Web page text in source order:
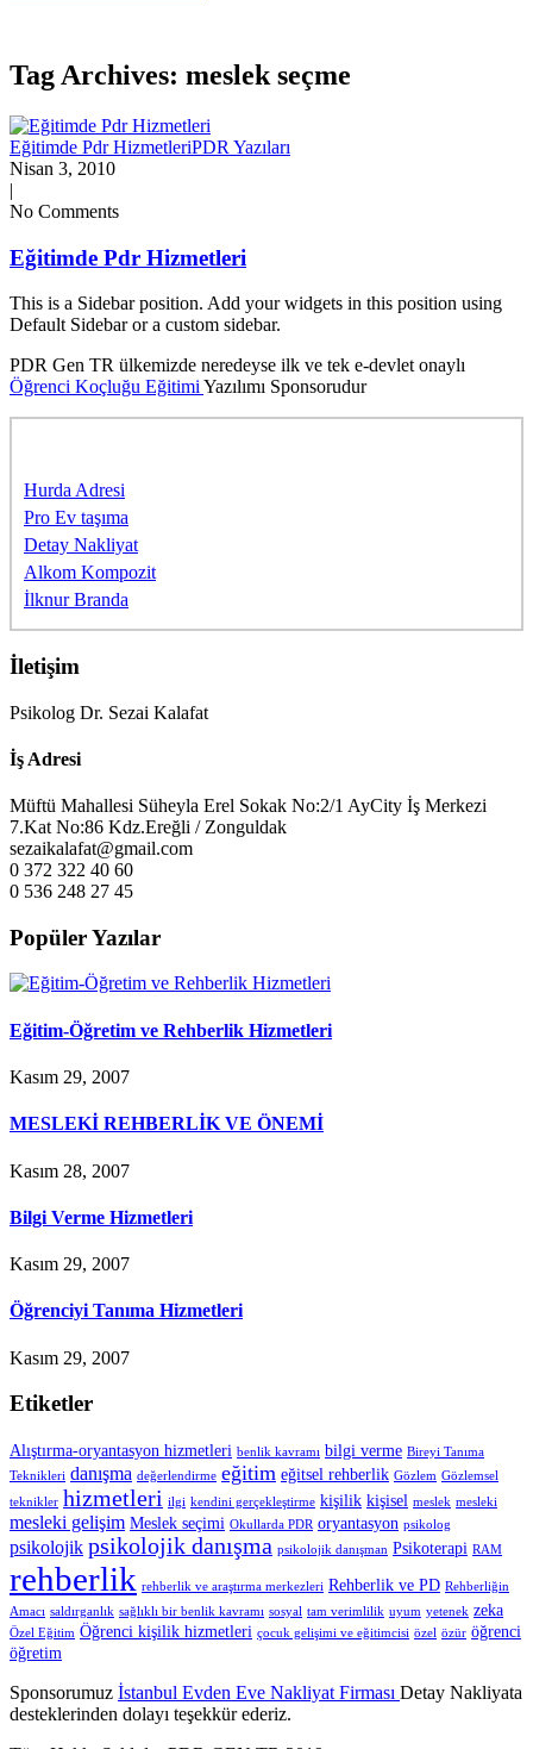
Tag Archives: meslek seçme
Eğitimde Pdr HizmetleriPDR Yazıları
Nisan 3, 2010
|
No Comments
Eğitimde Pdr Hizmetleri
This is a Sidebar position. Add your widgets in this position using
Default Sidebar or a custom sidebar.
PDR Gen TR ülkemizde neredeyse ilk ve tek e-devlet onaylı
Öğrenci Koçluğu Eğitimi Yazılımı Sponsorudur
Hurda Adresi
Pro Ev taşıma
Detay Nakliyat
Alkom Kompozit
İlknur Branda
İletişim
Psikolog Dr. Sezai Kalafat
İş Adresi
Müftü Mahallesi Süheyla Erel Sokak No:2/1 AyCity İş Merkezi
7.Kat No:86 Kdz.Ereğli / Zonguldak
sezaikalafat@gmail.com
0 372 322 40 60
0 536 248 27 45
Popüler Yazılar
Eğitim-Öğretim ve Rehberlik Hizmetleri
Kasım 29, 2007
MESLEKİ REHBERLİK VE ÖNEMİ
Kasım 28, 2007
Bilgi Verme Hizmetleri
Kasım 29, 2007
Öğrenciyi Tanıma Hizmetleri
Kasım 29, 2007
Etiketler
Alıştırma-oryantasyon hizmetleri benlik kavramı bilgi verme Bireyi Tanıma
Teknikleri danışma değerlendirme eğitim eğitsel rehberlik Gözlem Gözlemsel
teknikler hizmetleri ilgi kendini gerçekleştirme kişilik kişisel meslek mesleki
mesleki gelişim Meslek seçimi Okullarda PDR oryantasyon psikolog
psikolojik psikolojik danışma psikolojik danışman Psikoterapi RAM
rehberlik rehberlik ve araştırma merkezleri Rehberlik ve PD Rehberliğin
Amacı saldırganlık sağlıklı bir benlik kavramı sosyal tam verimlilik uyum yetenek zeka
Özel Eğitim Öğrenci kişilik hizmetleri çocuk gelişimi ve eğitimcisi özel özür öğrenci
öğretim
Sponsorumuz İstanbul Evden Eve Nakliyat Firması Detay Nakliyata
desteklerinden dolayı teşekkür ederiz.